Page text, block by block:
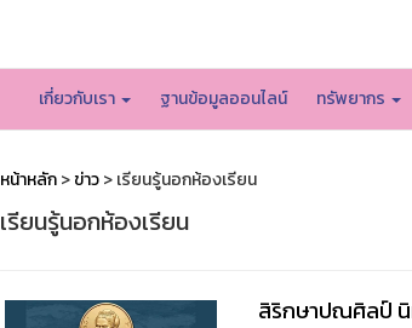
เกี่ยวกับเรา ฐานข้อมูลออนไลน์ ทรัพยากร
หน้าหลัก>ข่าว> เรียนรู้นอกห้องเรียน
เรียนรู้นอกห้องเรียน
สิริกษาปณศิลป์